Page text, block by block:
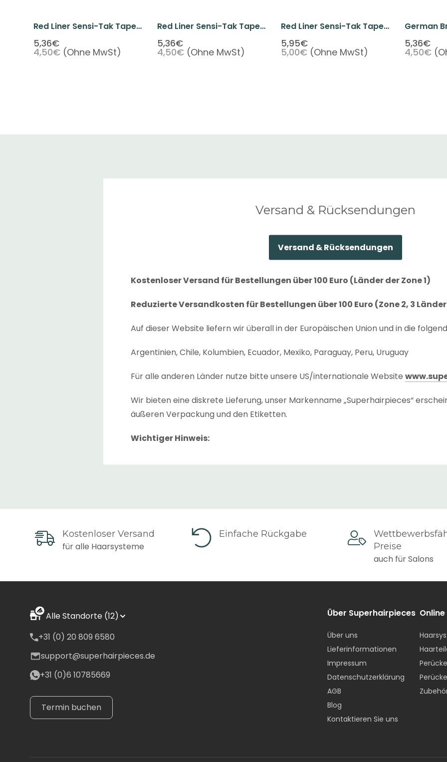
Red Liner Sensi-Tak Tape
"CC" Shape 3/4" X 3" (36
Pcs Per Pack)
5,36€
4,50€ (Ohne MwSt)
Red Liner Sensi-Tak Tape
"C" Shape 3/4" X 3" (36
Pcs Per Pack)
5,36€
4,50€ (Ohne MwSt)
Red Liner Sensi-Tak Tape
Straight 3/4" X 3" (36 Pcs
Per Pack)
5,95€
5,00€ (Ohne MwSt)
German
"A"
Pcs Per
5,36€
4,50€
Versand & Rücksendungen
Versand & Rücksendungen
Kostenloser Versand für Bestellungen über 100 Euro (Länder der Zone 1)
Reduzierte Versandkosten für Bestellungen über 100 Euro (Zone 2, 3
Auf dieser Website liefern wir überall in der Europäischen Union und in die
Argentinien, Chile, Kolumbien, Ecuador, Mexiko, Paraguay, Peru, Uruguay
Für alle anderen Länder nutze bitte unsere US/internationale Website
Wir bieten eine diskrete Lieferung, unser Markenname „Superhairpieces“
äußeren Verpackung und den Etiketten.
Wichtiger Hinweis:
Die geschätzte „Lieferdauer“ jedes Produkts wird auf der Produktseite und der
Sendung versandt wurde (abhängig von der Länderzone und dem gewählten
nicht garantiert werden.
Niederlande, Frankreich, Deutschland, Belgien, Österreich, Dänemark, Luxemburg
Zwischen 0 € - 99 € Bestellwert: 10 € Versandpauschale
Kostenloser Versand
Kostenloser Versand
für alle Haarsysteme
Einfache Rückgabe
Preise
auch für Salons
Alle Standorte (12)
+31 (0) 20 809 6580
support@superhairpieces.de
+31 (0)6 10785669
Termin buchen
Über Superhairpieces
Über uns
Lieferinformationen
Impressum
Datenschutzerklärung
AGB
Blog
Kontaktieren Sie uns